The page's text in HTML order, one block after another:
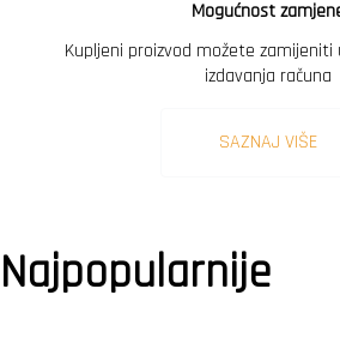
Mogućnost
Kupljeni proizvod možete zamijeniti
izdavanja računa
SAZNAJ VIŠE
Najpopularnije